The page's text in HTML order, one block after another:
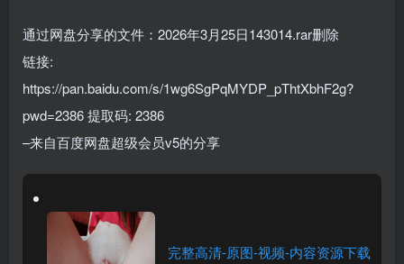
通过网盘分享的文件：2026年3月25日143014.rar删除
链接:
https://pan.baidu.com/s/1wg6SgPqMYDP_pThtXbhF2g?
pwd=2386 提取码: 2386
–来自百度网盘超级会员v5的分享
完整高清-原图-视频-内容资源下载